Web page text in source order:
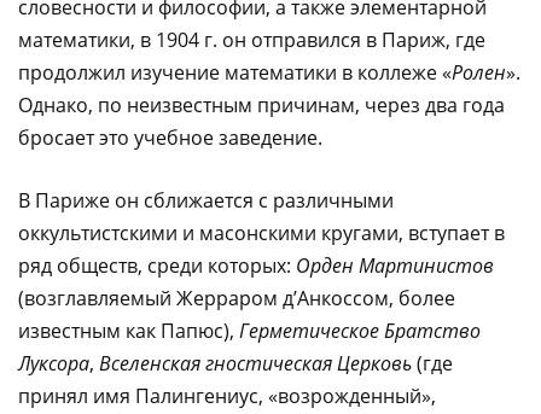
словесности и философии, а также элементарной
математики, в 1904 г. он отправился в Париж, где
продолжил изучение математики в коллеже «Ролен».
Однако, по неизвестным причинам, через два года
бросает это учебное заведение.
В Париже он сближается с различными
оккультистскими и масонскими кругами, вступает в
ряд обществ, среди которых: Орден Мартинистов
(возглавляемый Жерраром д’Анкоссом, более
известным как Папюс), Герметическое Братство
Луксора, Вселенская гностическая Церковь(где
принял имя Палингениус, «возрожденный»,